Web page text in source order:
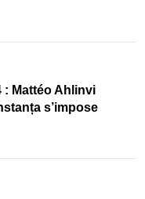
: Mattéo Ahlinvi
s’impose